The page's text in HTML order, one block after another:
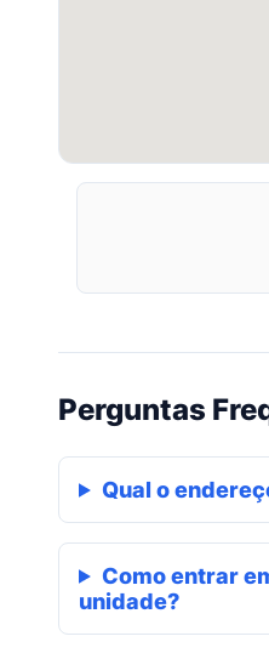
Perguntas
Qual o
Como entrar
unidade?